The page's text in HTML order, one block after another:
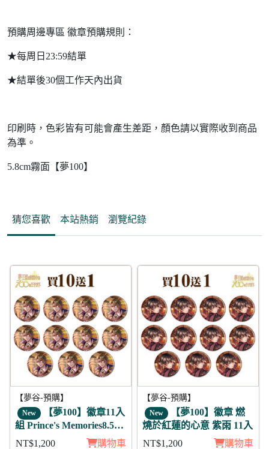
預購周邊專區 徽章預購規則：
★每周日23:59結單
★結單後30個工作天內出貨
印刷時，色彩皆有可能會產生差距，顏色請以實際收到商品
為準。
5.8cm霧面【夢100】
猜您喜歡 本站熱銷 瀏覽紀錄
【夢谷-預購】
New 【夢100】徽章11入
組 Prince's Memories8.5周
年活動 傑伊 日覺
NT$1,200 購物車
【夢谷-預購】
New 【夢100】徽章 燃
燒於紅蓮的心意 紫雨 11入
NT$1,200
購物車